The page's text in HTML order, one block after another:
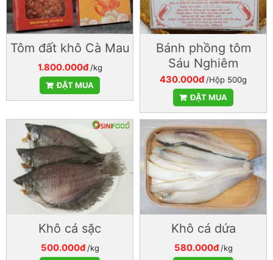
Tôm đất khô Cà Mau
1.800.000đ /kg
ĐẶT MUA
Bánh phồng tôm
Sáu Nghiêm
430.000đ /Hộp 500g
ĐẶT MUA
Khô cá sặc
500.000đ /kg
Khô cá dứa
580.000đ /kg